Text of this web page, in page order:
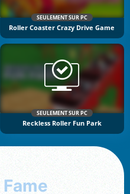
SEULEMENT SUR PC
Roller Coaster Crazy Drive Game
SEULEMENT SUR PC
Reckless Roller Fun Park
Fame